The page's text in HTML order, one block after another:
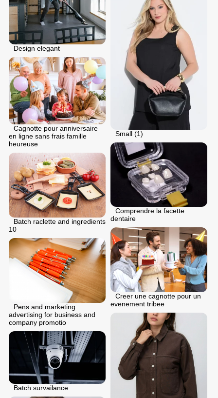
Design elegant
Small (1)
Cagnotte pour anniversaire
en ligne sans frais famille
heureuse
Comprendre la facette
dentaire
Batch raclette and ingredients
10
Creer une cagnotte pour un
evenement tribee
Pens and marketing
advertising for business and
company promotio
Batch survailance